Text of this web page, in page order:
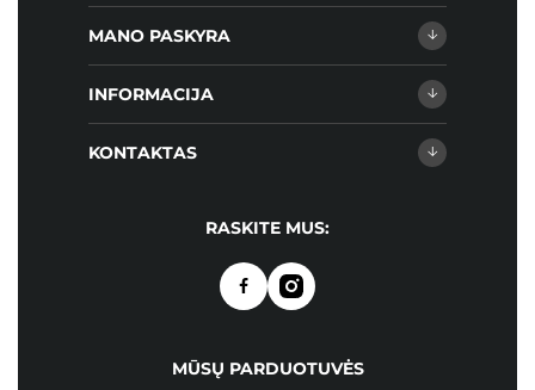
MANO PASKYRA
INFORMACIJA
KONTAKTAS
RASKITE MUS:
MŪSŲ PARDUOTUVĖS